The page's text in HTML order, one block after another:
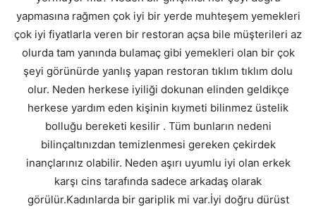
yapmasına rağmen çok iyi bir yerde muhteşem yemekleri
çok iyi fiyatlarla veren bir restoran açsa bile müşterileri az
olurda tam yanında bulamaç gibi yemekleri olan bir çok
şeyi görünürde yanlış yapan restoran tıklım tıklım dolu
olur. Neden herkese iyiliği dokunan elinden geldikçe
herkese yardım eden kişinin kıymeti bilinmez üstelik
bolluğu bereketi kesilir . Tüm bunların nedeni
bilinçaltınızdan temizlenmesi gereken çekirdek
inançlarınız olabilir. Neden aşırı uyumlu iyi olan erkek
karşı cins tarafında sadece arkadaş olarak
görülür.Kadınlarda bir gariplik mi var.İyi doğru dürüst